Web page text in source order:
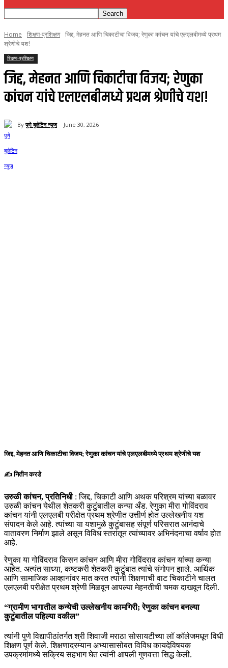
Home शिक्षण-प्रशिक्षण जिद्द, मेहनत आणि चिकाटीचा विजय; रेणुका कांचन यांचे एलएलबीमध्ये प्रथम
श्रेणीचे यश!
शिक्षण-प्रशिक्षण
जिद्द, मेहनत आणि चिकाटीचा विजय; रेणुका
कांचन यांचे एलएलबीमध्ये प्रथम श्रेणीचे यश!
By पुणे बुलेटिन न्यूज June 30, 2026
जिद्द, मेहनत आणि चिकाटीचा विजय; रेणुका कांचन यांचे एलएलबीमध्ये प्रथम श्रेणीचे यश
✍️ नितीन करडे
उरुळी कांचन, प्रतिनिधी: जिद्द, चिकाटी आणि अथक परिश्रम यांच्या बळावर
उरुळी कांचन येथील शेतकरी कुटुंबातील कन्या अँड. रेणुका मीरा गोविंदराव
कांचन यांनी एलएलबी परीक्षेत प्रथम श्रेणीत उत्तीर्ण होत उल्लेखनीय यश
संपादन केले आहे. त्यांच्या या यशामुळे कुटुंबासह संपूर्ण परिसरात आनंदाचे
वातावरण निर्माण झाले असून विविध स्तरांतून त्यांच्यावर अभिनंदनाचा वर्षाव होत
आहे.
रेणुका या गोविंदराव किसन कांचन आणि मीरा गोविंदराव कांचन यांच्या कन्या
आहेत. अत्यंत साध्या, कष्टकरी शेतकरी कुटुंबात त्यांचे संगोपन झाले. आर्थिक
आणि सामाजिक आव्हानांवर मात करत त्यांनी शिक्षणाची वाट चिकाटीने चालत
एलएलबी परीक्षेत प्रथम श्रेणी मिळवून आपल्या मेहनतीची चमक दाखवून दिली.
“ग्रामीण भागातील कन्येची उल्लेखनीय कामगिरी; रेणुका कांचन बनल्या
कुटुंबातील पहिल्या वकील”
त्यांनी पुणे विद्यापीठांतर्गत श्री शिवाजी मराठा सोसायटीच्या लॉ कॉलेजमधून विधी
शिक्षण पूर्ण केले. शिक्षणादरम्यान अभ्यासासोबत विविध कायदेविषयक
उपक्रमांमध्ये सक्रिय सहभाग घेत त्यांनी आपली गुणवत्ता सिद्ध केली.